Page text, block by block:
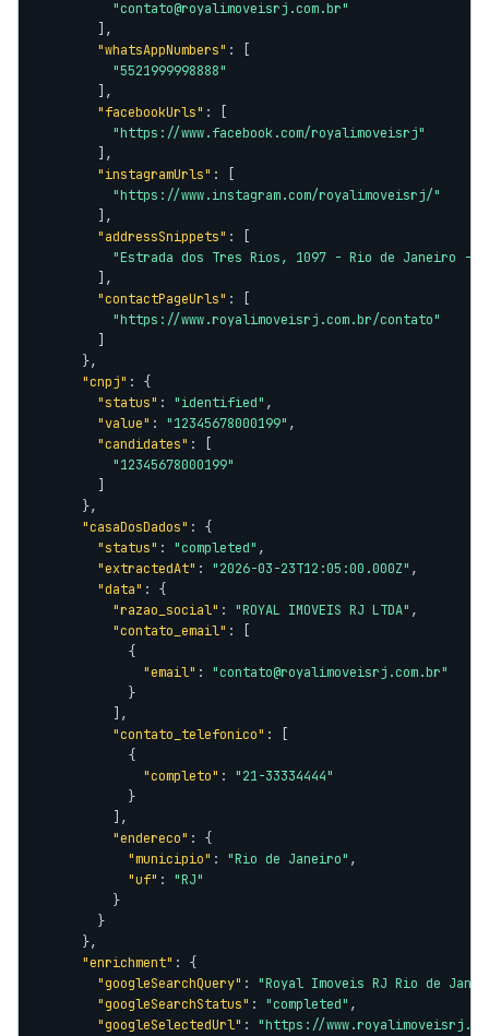
"contato@royalimoveisrj.com.br"
        ],
"whatsAppNumbers" : [
"5521999998888"
        ],
"facebookUrls" : [
"https://www.facebook.com/royalimoveisrj"
        ],
"instagramUrls" : [
"https://www.instagram.com/royalimoveisrj/"
        ],
"addressSnippets" : [
"Estrada dos Tres Rios, 1097 - Rio de Janeiro -
        ],
"contactPageUrls" : [
"https://www.royalimoveisrj.com.br/contato"
      },
"cnpj" : {
"status" : "identified" ,
"value" : "12345678000199" ,
"candidates" : [
"12345678000199"
      },
"casaDosDados" : {
"status" : "completed" ,
"extractedAt" : "2026-03-23T12:05:00.000Z" ,
"data" : {
"razao_social" : "ROYAL IMOVEIS RJ LTDA" ,
"contato_email" : [
            {
"email" : "contato@royalimoveisrj.com.br"
            }
          ],
"contato_telefonico" : [
            {
"completo" : "21-33334444"
            }
          ],
"endereco" : {
"municipio" : "Rio de Janeiro" ,
"uf" : "RJ"
          }
        }
      },
"enrichment" : {
"googleSearchQuery" : "Royal Imoveis RJ Rio de
"googleSearchStatus" : "completed" ,
"googleSelectedUrl" : "https://